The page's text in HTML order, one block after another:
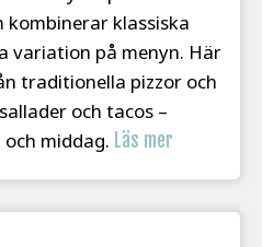
klassiska
variation på menyn. Här
traditionella pizzor och
och tacos –
middag. Läs mer